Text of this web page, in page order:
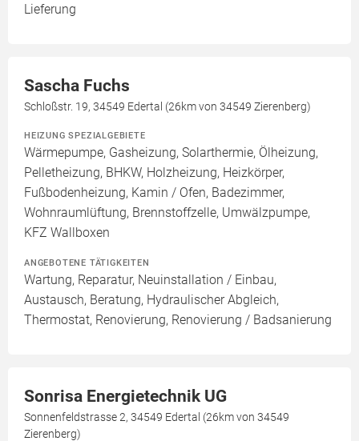
Lieferung
Sascha Fuchs
Schloßstr. 19, 34549 Edertal (26km von 34549 Zierenberg)
HEIZUNG SPEZIALGEBIETE
Wärmepumpe, Gasheizung, Solarthermie, Ölheizung,
Pelletheizung, BHKW, Holzheizung, Heizkörper,
Fußbodenheizung, Kamin / Ofen, Badezimmer,
Wohnraumlüftung, Brennstoffzelle, Umwälzpumpe,
KFZ Wallboxen
ANGEBOTENE TÄTIGKEITEN
Wartung, Reparatur, Neuinstallation / Einbau,
Austausch, Beratung, Hydraulischer Abgleich,
Thermostat, Renovierung, Renovierung / Badsanierung
Sonrisa Energietechnik UG
Sonnenfeldstrasse 2, 34549 Edertal (26km von 34549
Zierenberg)